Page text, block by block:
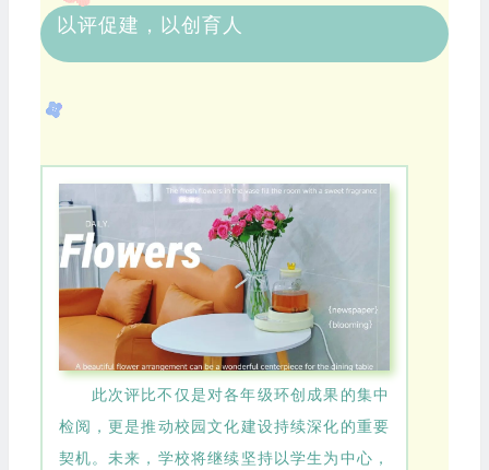
以评促建，以创育人
此次评比不仅是对各年级环创成果的集中
检阅，更是推动校园文化建设持续深化的重要
契机。未来，学校将继续坚持以学生为中心，